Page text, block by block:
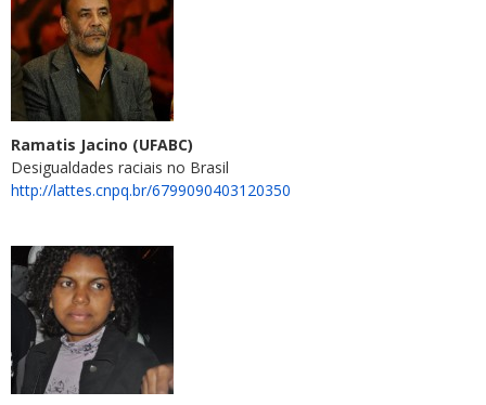
Ramatis Jacino (UFABC)
Desigualdades raciais no Brasil
http://lattes.cnpq.br/6799090403120350